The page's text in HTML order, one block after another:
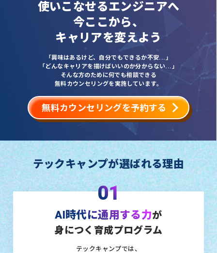
使いこなせるエンジニアへ
今ここから、
キャリアを変えよう
「興味はあるけど、自分でもできるか不安...」
「どんなキャリアを描けばいいのか分からない...」
そんな方のために何でも相談できる
無料カウンセリングを実施しています。
無料カウンセリングを予約する
テックキャンプが選ばれる理由
01
AI時代に通用する力が
身につく育成プログラム
テックキャンプでは、